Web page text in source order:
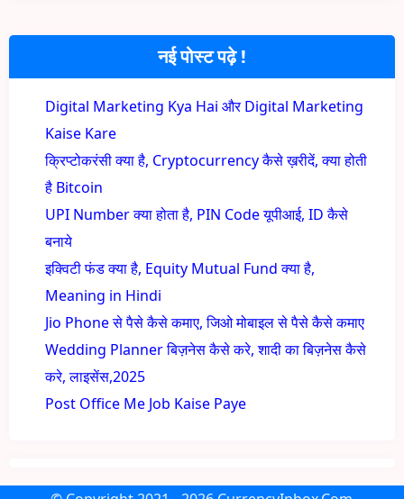
नई पोस्ट पढ़े !
Digital Marketing Kya Hai और Digital Marketing
Kaise Kare
क्रिप्टोकरंसी क्या है, Cryptocurrency कैसे ख़रीदें, क्या होती
है Bitcoin
UPI Number क्या होता है, PIN Code यूपीआई, ID कैसे
बनाये
इक्विटी फंड क्या है, Equity Mutual Fund क्या है,
Meaning in Hindi
Jio Phone से पैसे कैसे कमाए, जिओ मोबाइल से पैसे कैसे कमाए
Wedding Planner बिज़नेस कैसे करे, शादी का बिज़नेस कैसे
करे, लाइसेंस,2025
Post Office Me Job Kaise Paye